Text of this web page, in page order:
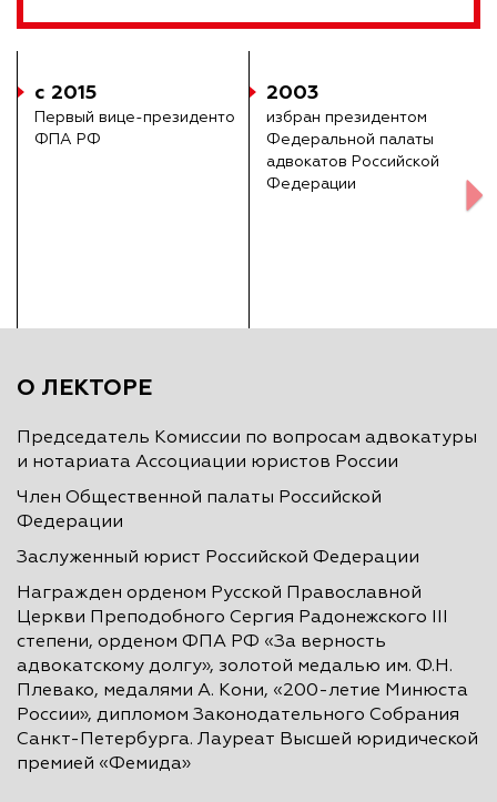
с 2015
Первый вице-президенто
ФПА РФ
2003
избран президентом
Федеральной палаты
адвокатов Российской
Федерации
О ЛЕКТОРЕ
Председатель Комиссии по вопросам адвокатуры
и нотариата Ассоциации юристов России
Член Общественной палаты Российской
Федерации
Заслуженный юрист Российской Федерации
Награжден орденом Русской Православной
Церкви Преподобного Сергия Радонежского III
степени, орденом ФПА РФ «За верность
адвокатскому долгу», золотой медалью им. Ф.Н.
Плевако, медалями А. Кони, «200-летие Минюста
России», дипломом Законодательного Собрания
Санкт-Петербурга. Лауреат Высшей юридической
премией «Фемида»